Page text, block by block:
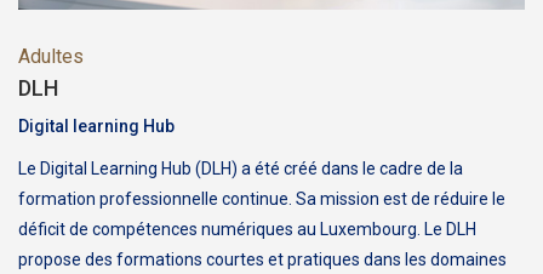
Adultes
DLH
Digital learning Hub
Le Digital Learning Hub (DLH) a été créé dans le cadre de la
formation professionnelle continue. Sa mission est de réduire le
déficit de compétences numériques au Luxembourg. Le DLH
propose des formations courtes et pratiques dans les domaines